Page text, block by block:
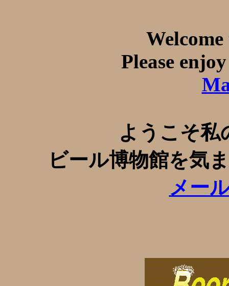
Please
ようこそ私
ビール博物館を気
メー